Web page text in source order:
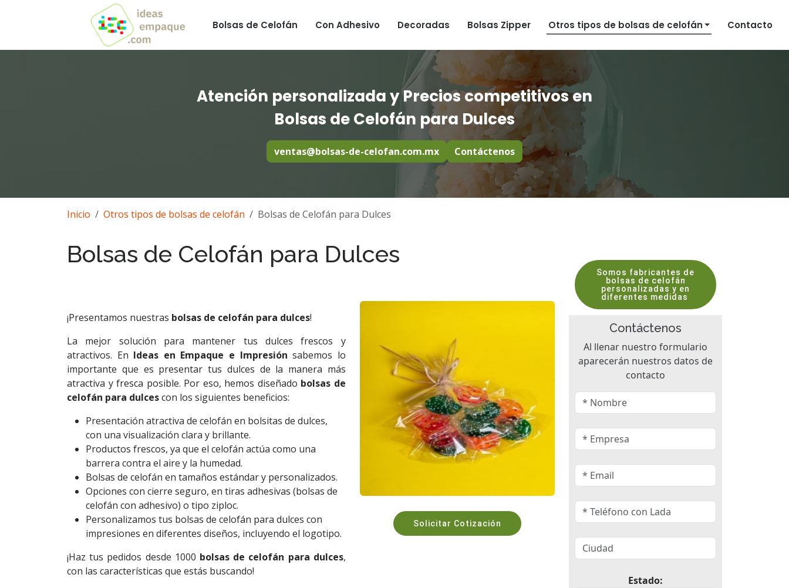
Bolsas de Celofán Con Adhesivo Decoradas Bolsas Zipper Otros tipos de bolsas de celofán Contacto
Atención personalizada y Precios competitivos en
Bolsas de Celofán para Dulces
ventas@bolsas-de-celofan.com.mx Contáctenos
Inicio Otros tipos de bolsas de celofán Bolsas de Celofán para Dulces
Bolsas de Celofán para Dulces
¡Presentamos nuestras bolsas de celofán para dulces!
La mejor solución para mantener tus dulces frescos y
atractivos. En Ideas en Empaque e Impresión sabemos lo
importante que es presentar tus dulces de la manera más
atractiva y fresca posible. Por eso, hemos diseñado bolsas de
celofán para dulcescon los siguientes beneficios:
Presentación atractiva de celofán en bolsitas de dulces,
con una visualización clara y brillante.
Productos frescos, ya que el celofán actúa como una
barrera contra el aire y la humedad.
Bolsas de celofán en tamaños estándar y personalizados.
Opciones con cierre seguro, en tiras adhesivas (bolsas de
celofán con adhesivo) o tipo ziploc.
Personalizamos tus bolsas de celofán para dulces con
impresiones en diferentes diseños, incluyendo el logotipo.
¡Haz tus pedidos desde 1000 bolsas de celofán para dulces,
con las características que estás buscando!
Solicitar Cotización
Somos fabricantes de
bolsas de celofán
personalizadas y en
diferentes medidas
Contáctenos
Al llenar nuestro formulario
aparecerán nuestros datos de
contacto
Estado: